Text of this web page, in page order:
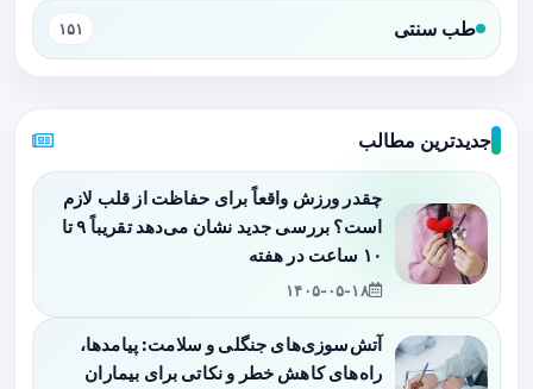
طب سنتی ۱۵۱
جدیدترین مطالب
چقدر ورزش واقعاً برای حفاظت از قلب لازم
است؟ بررسی جدید نشان می‌دهد تقریباً ۹ تا
۱۰ ساعت در هفته
۱۴۰۵-۰۵-۱۸
آتش‌سوزی‌های جنگلی و سلامت: پیامدها،
راه‌های کاهش خطر و نکاتی برای بیماران